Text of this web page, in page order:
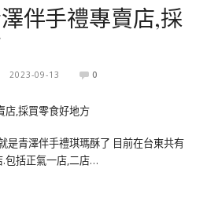
伴手禮專賣店,採
2023-09-13 0
是青澤伴手禮琪瑪酥了 目前在台東共有
包括正氣一店,二店…